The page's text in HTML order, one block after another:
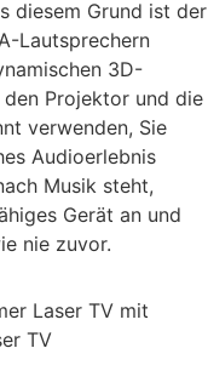
diesem Grund ist der
Lautsprechern
3D-
Projektor und die
verwenden, Sie
Audioerlebnis
Musik steht,
Gerät an und
nie zuvor.